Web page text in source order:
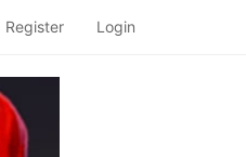
Register Login